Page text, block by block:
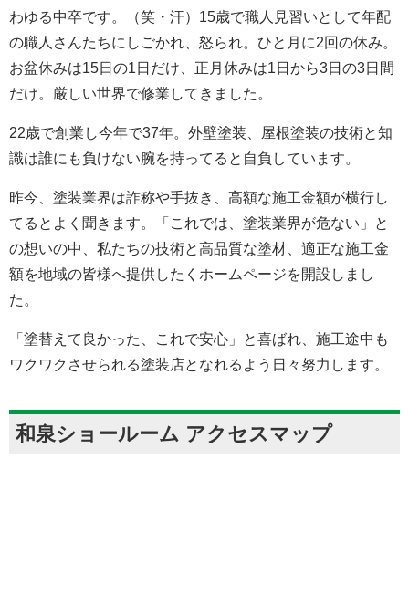
わゆる中卒です。（笑・汗）15歳で職人見習いとして年配
の職人さんたちにしごかれ、怒られ。ひと月に2回の休み。
お盆休みは15日の1日だけ、正月休みは1日から3日の3日間
だけ。厳しい世界で修業してきました。
22歳で創業し今年で37年。外壁塗装、屋根塗装の技術と知
識は誰にも負けない腕を持ってると自負しています。
昨今、塗装業界は詐称や手抜き、高額な施工金額が横行し
てるとよく聞きます。「これでは、塗装業界が危ない」と
の想いの中、私たちの技術と高品質な塗材、適正な施工金
額を地域の皆様へ提供したくホームページを開設しまし
た。
「塗替えて良かった、これで安心」と喜ばれ、施工途中も
ワクワクさせられる塗装店となれるよう日々努力します。
和泉ショールーム アクセスマップ